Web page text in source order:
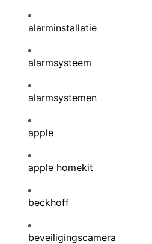
alarminstallatie
alarmsysteem
alarmsystemen
apple
apple homekit
beckhoff
beveiligingscamera